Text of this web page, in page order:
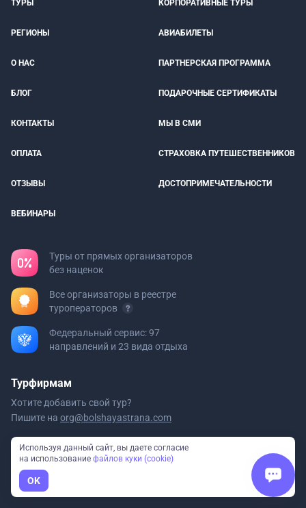
ТУРЫ КОРПОРАТИВНЫЕ ТУРЫ
РЕГИОНЫ АВИАБИЛЕТЫ
О НАС ПАРТНЕРСКАЯ ПРОГРАММА
БЛОГ ПОДАРОЧНЫЕ СЕРТИФИКАТЫ
КОНТАКТЫ МЫ В СМИ
ОПЛАТА СТРАХОВКА ПУТЕШЕСТВЕННИКОВ
ОТЗЫВЫ ДОСТОПРИМЕЧАТЕЛЬНОСТИ
ВЕБИНАРЫ
Туры от прямых организаторов
без наценок
Все организаторы в реестре
туроператоров
Федеральный сервис: 97
направлений и 23 вида отдыха
Турфирмам
Хотите добавить свой тур?
Пишите на org@bolshayastrana.com
Мы в реестре туроператоров
Используя данный сайт, вы даете согласие
на использование файлов куки (cookie)
OK